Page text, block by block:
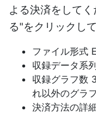
よる決済をして
る"をクリックし
ファイル形式
収録データ系
収録グラフ数
れ以外のグラ
決済方法の詳